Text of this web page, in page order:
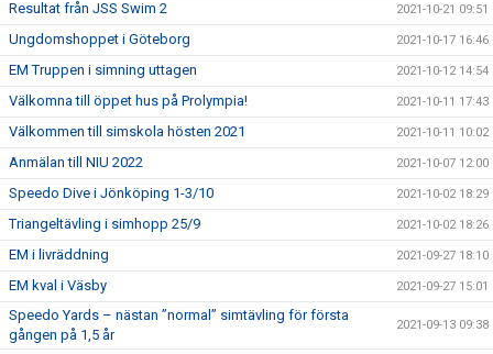
Resultat från JSS Swim 2 2021-10-21 09:51
Ungdomshoppet i Göteborg 2021-10-17 16:46
EM Truppen i simning uttagen 2021-10-12 14:54
Välkomna till öppet hus på Prolympia! 2021-10-11 17:43
Välkommen till simskola hösten 2021 2021-10-11 10:02
Anmälan till NIU 2022 2021-10-07 12:00
Speedo Dive i Jönköping 1-3/10 2021-10-02 18:29
Triangeltävling i simhopp 25/9 2021-10-02 18:26
EM i livräddning 2021-09-27 18:10
EM kval i Väsby 2021-09-27 15:01
Speedo Yards – nästan ”normal” simtävling för första
gången på 1,5 år
2021-09-13 09:38